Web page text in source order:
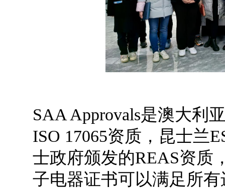
SAA Approvals是澳大利
ISO 17065资质，昆士兰
士政府颁发的REAS资质
子电器证书可以满足所